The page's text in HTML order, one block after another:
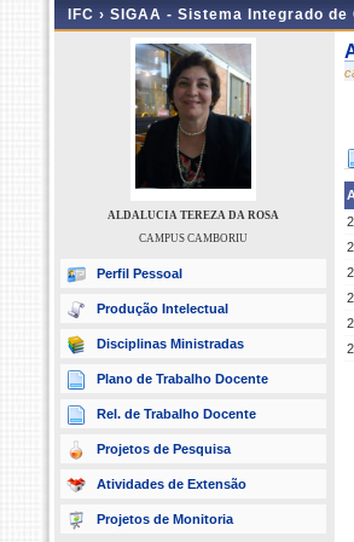
IFC › SIGAA - Sistema Integrado
ALDALUCIA TEREZA DA ROSA
CAMPUS CAMBORIU
Perfil Pessoal
Produção Intelectual
Disciplinas Ministradas
Plano de Trabalho Docente
Rel. de Trabalho Docente
Projetos de Pesquisa
Atividades de Extensão
Projetos de Monitoria